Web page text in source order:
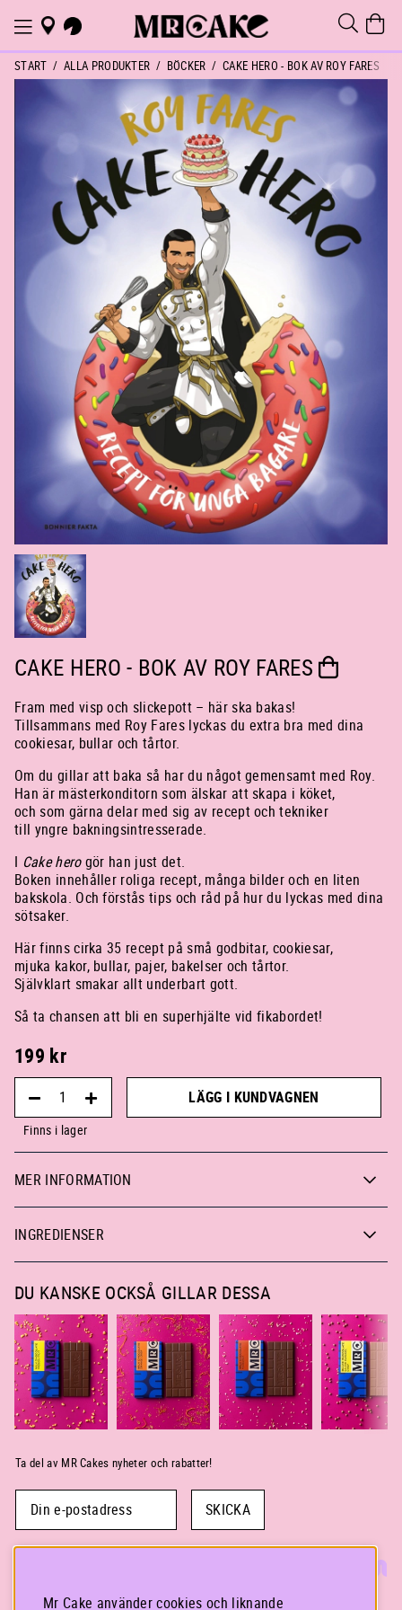
START ALLA PRODUKTER BÖCKER CAKE HERO - BOK AV ROY FARES
CAKE HERO - BOK AV ROY FARES
Fram med visp och slickepott – här ska bakas!
Tillsammans med Roy Fares lyckas du extra bra med dina
cookiesar, bullar och tårtor.
Om du gillar att baka så har du något gemensamt med Roy.
Han är mästerkonditorn som älskar att skapa i köket,
och som gärna delar med sig av recept och tekniker
till yngre bakningsintresserade.
I Cake herogör han just det.
Boken innehåller roliga recept, många bilder och en liten
bakskola. Och förstås tips och råd på hur du lyckas med dina
sötsaker.
Här finns cirka 35 recept på små godbitar, cookiesar,
mjuka kakor, bullar, pajer, bakelser och tårtor.
Självklart smakar allt underbart gott.
Så ta chansen att bli en superhjälte vid fikabordet!
199 kr
LÄGG I KUNDVAGNEN
Finns i lager
MER INFORMATION
INGREDIENSER
DU KANSKE OCKSÅ GILLAR DESSA
Ta del av MR Cakes nyheter och rabatter!
SKICKA
Mr Cake använder cookies och liknande